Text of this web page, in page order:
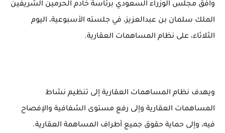
وافق مجلس الوزراء السعودي برئاسة خادم الحرمين الشريفين
الملك سلمان بن عبدالعزيز، في جلسته الأسبوعية، اليوم
الثلاثاء، على نظام المساهمات العقارية.
ويهدف نظام المساهمات العقارية إلى تنظيم نشاط
المساهمات العقارية وإلى رفع مستوى الشفافية والإفصاح
فيه، وإلى حماية حقوق جميع أطراف المساهمة العقارية.